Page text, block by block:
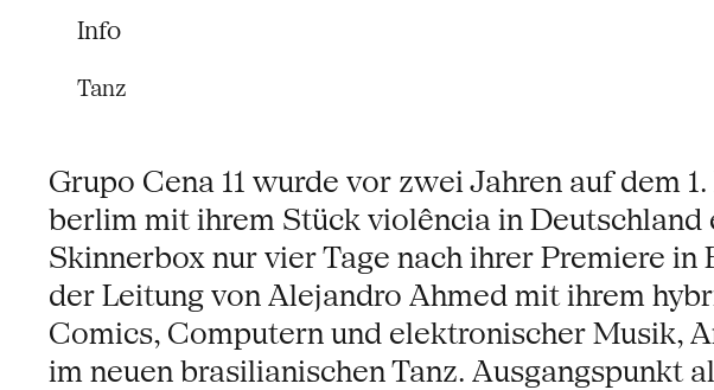
Info
Tanz
Grupo Cena 11 wurde vor zwei Jahren auf dem
berlim mit ihrem Stück violência in
Skinnerbox nur vier Tage nach ihrer Premiere
der Leitung von Alejandro Ahmed mit ihrem
Comics, Computern und elektronischer Musik,
im neuen brasilianischen Tanz. Ausgangspunkt